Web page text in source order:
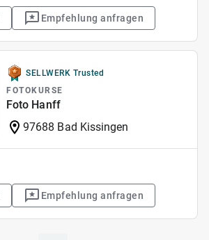
Empfehlung anfragen
SELLWERK Trusted
FOTOKURSE
Foto Hanff
97688 Bad Kissingen
Empfehlung anfragen